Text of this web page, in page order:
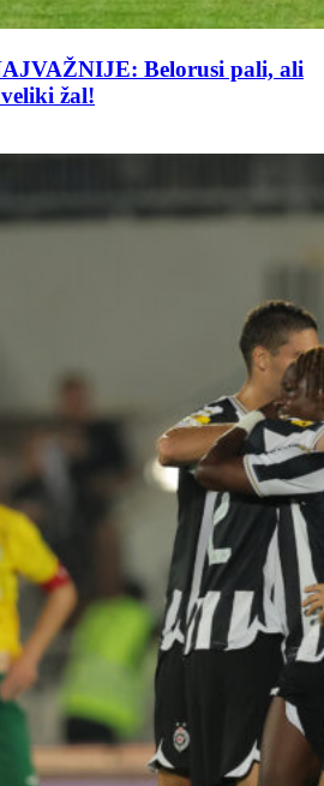
Belorusi pali, ali
žal!